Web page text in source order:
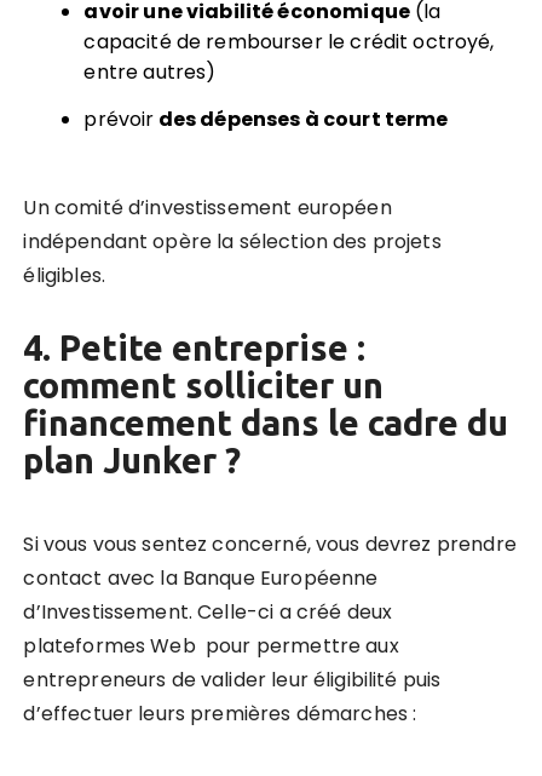
avoir une viabilité économique(la
capacité de rembourser le crédit octroyé,
entre autres)
prévoir des dépenses à court terme
Un comité d’investissement européen
indépendant opère la sélection des projets
éligibles.
4. Petite entreprise :
comment solliciter un
financement dans le cadre du
plan Junker ?
Si vous vous sentez concerné, vous devrez prendre
contact avec la Banque Européenne
d’Investissement. Celle-ci a créé deux
plateformes Web pour permettre aux
entrepreneurs de valider leur éligibilité puis
d’effectuer leurs premières démarches :